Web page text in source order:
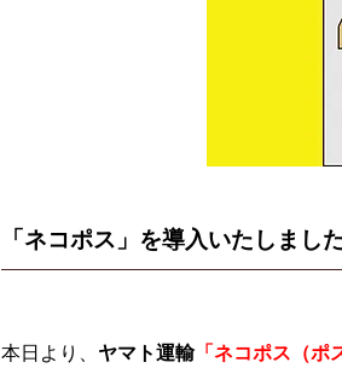
「ネコポス」を導入いたしまし
本日より、 ヤマト運輸「ネコポス（ポ